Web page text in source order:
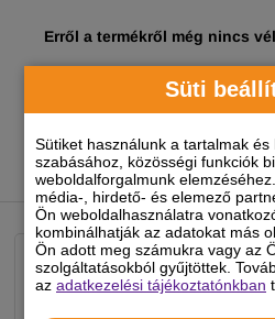
Süti
Sütiket használunk a tartalmak
szabásához, közösségi funkciók
weboldalforgalmunk
média-, hirdető- és elemező
Ön weboldalhasználatra
kombinálhatják az adatokat más
Ön adott meg számukra vagy az
szolgáltatásokból gyűjtöttek.
azadatkezelési tájékoztatónkban
Erről a termékről még nincs
NEKED